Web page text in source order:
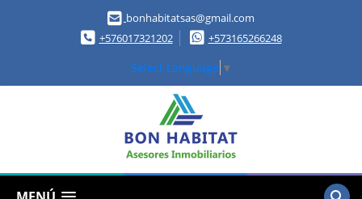
bonhabitatsas@gmail.com
+576017321202
+573165266248
Select Language ▼